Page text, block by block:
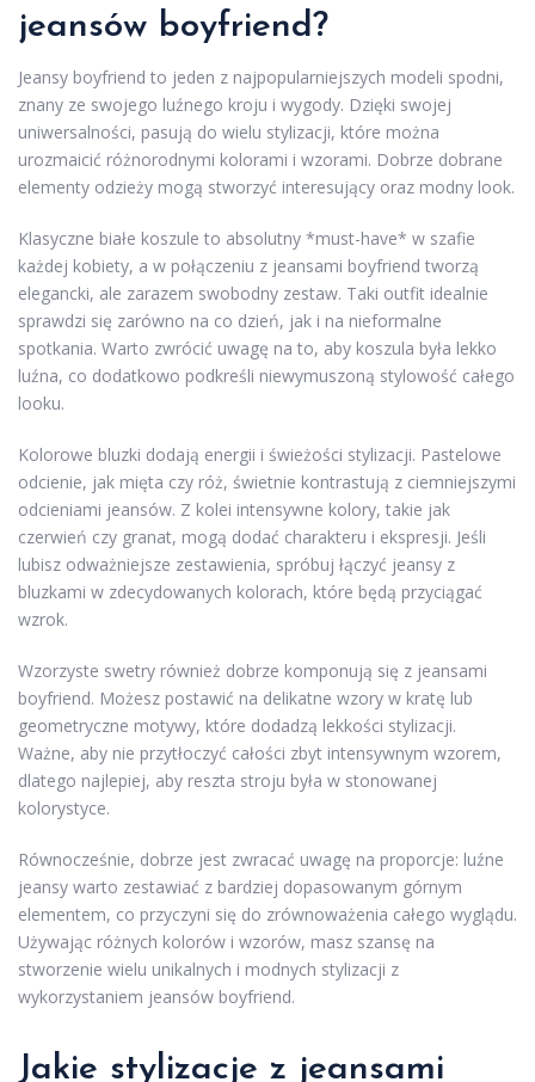
jeansów boyfriend?
Jeansy boyfriend to jeden z najpopularniejszych modeli spodni,
znany ze swojego luźnego kroju i wygody. Dzięki swojej
uniwersalności, pasują do wielu stylizacji, które można
urozmaicić różnorodnymi kolorami i wzorami. Dobrze dobrane
elementy odzieży mogą stworzyć interesujący oraz modny look.
Klasyczne białe koszule to absolutny *must-have* w szafie
każdej kobiety, a w połączeniu z jeansami boyfriend tworzą
elegancki, ale zarazem swobodny zestaw. Taki outfit idealnie
sprawdzi się zarówno na co dzień, jak i na nieformalne
spotkania. Warto zwrócić uwagę na to, aby koszula była lekko
luźna, co dodatkowo podkreśli niewymuszoną stylowość całego
looku.
Kolorowe bluzki dodają energii i świeżości stylizacji. Pastelowe
odcienie, jak mięta czy róż, świetnie kontrastują z ciemniejszymi
odcieniami jeansów. Z kolei intensywne kolory, takie jak
czerwień czy granat, mogą dodać charakteru i ekspresji. Jeśli
lubisz odważniejsze zestawienia, spróbuj łączyć jeansy z
bluzkami w zdecydowanych kolorach, które będą przyciągać
wzrok.
Wzorzyste swetry również dobrze komponują się z jeansami
boyfriend. Możesz postawić na delikatne wzory w kratę lub
geometryczne motywy, które dodadzą lekkości stylizacji.
Ważne, aby nie przytłoczyć całości zbyt intensywnym wzorem,
dlatego najlepiej, aby reszta stroju była w stonowanej
kolorystyce.
Równocześnie, dobrze jest zwracać uwagę na proporcje: luźne
jeansy warto zestawiać z bardziej dopasowanym górnym
elementem, co przyczyni się do zrównoważenia całego wyglądu.
Używając różnych kolorów i wzorów, masz szansę na
stworzenie wielu unikalnych i modnych stylizacji z
wykorzystaniem jeansów boyfriend.
Jakie stylizacje z jeansami